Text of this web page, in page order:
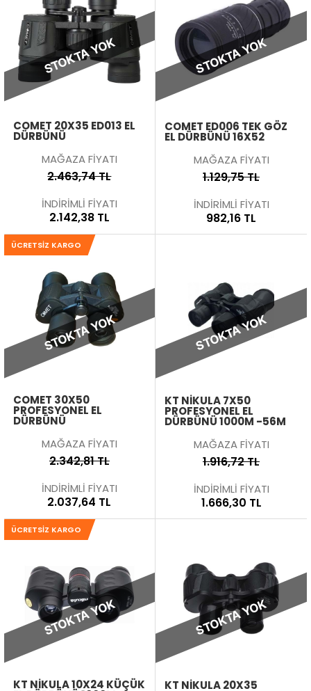
STOKTA YOK
COMET 20X35 ED013 EL
DÜRBÜNÜ
MAĞAZA FİYATI
2.463,74 TL
İNDİRİMLİ FİYATI
2.142,38 TL
STOKTA YOK
COMET ED006 TEK GÖZ
EL DÜRBÜNÜ 16X52
MAĞAZA FİYATI
1.129,75 TL
İNDİRİMLİ FİYATI
982,16 TL
STOKTA YOK
ÜCRETSIZ KARGO
COMET 30X50
PROFESYONEL EL
DÜRBÜNÜ
MAĞAZA FİYATI
2.342,81 TL
İNDİRİMLİ FİYATI
2.037,64 TL
STOKTA YOK
KT NIKULA 7X50
PROFESYONEL EL
DÜRBÜNÜ 1000M -56M
MAĞAZA FİYATI
1.916,72 TL
İNDİRİMLİ FİYATI
1.666,30 TL
STOKTA YOK
ÜCRETSIZ KARGO
KT NIKULA 10X24 KÜÇÜK
STOKTA YOK
KT NIKULA 20X35